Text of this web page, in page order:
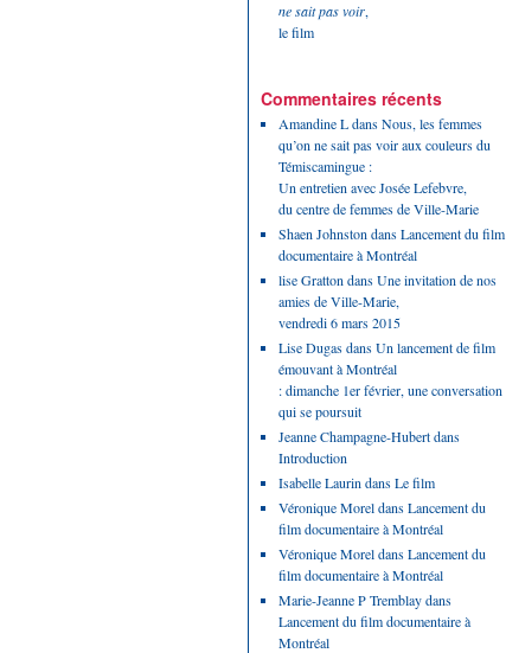
ne sait pas voir,
le film
Commentaires récents
Amandine LdansNous, les femmes
qu’on ne sait pas voir aux couleurs du
Témiscamingue :
Un entretien avec Josée Lefebvre,
du centre de femmes de Ville-Marie
Shaen Johnston dansLancement du film
documentaire à Montréal
lise Gratton dansUne invitation de nos
amies de Ville-Marie,
vendredi 6 mars 2015
Lise DugasdansUn lancement de film
émouvant à Montréal
: dimanche 1er février, une conversation
qui se poursuit
Jeanne Champagne-Hubertdans
Introduction
Isabelle Laurin dansLe film
Véronique MoreldansLancement du
film documentaire à Montréal
Véronique MoreldansLancement du
film documentaire à Montréal
Marie-Jeanne P Tremblaydans
Lancement du film documentaire à
Montréal